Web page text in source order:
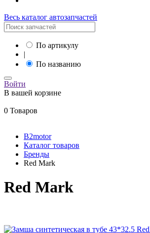
Весь каталог автозапчастей
По артикулу
|
По названию
Войти
В вашей корзине
0 Товаров
B2motor
Каталог товаров
Бренды
Red Mark
Red Mark